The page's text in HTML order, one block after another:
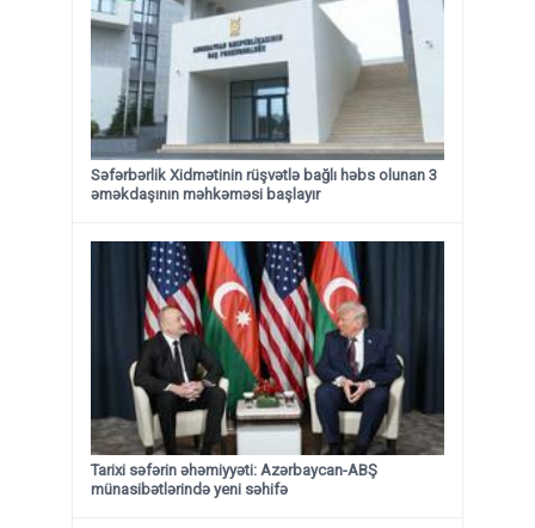
Səfərbərlik Xidmətinin rüşvətlə bağlı həbs olunan 3
əməkdaşının məhkəməsi başlayır
Tarixi səfərin əhəmiyyəti: Azərbaycan-ABŞ
münasibətlərində yeni səhifə